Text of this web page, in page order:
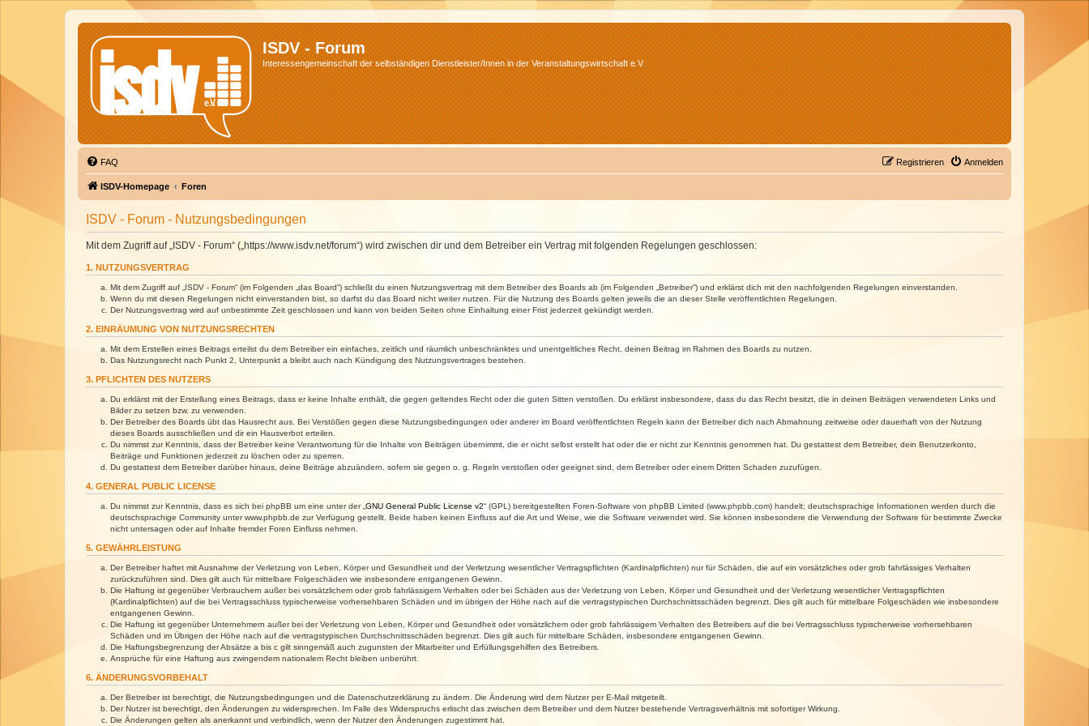
ISDV - Forum
Interessengemeinschaft der selbständigen Dienstleister/Innen in der Veranstaltungswirtschaft e.V.
FAQ Anmelden
Registrieren
ISDV-Homepage Foren
ISDV - Forum - Nutzungsbedingungen
Mit dem Zugriff auf „ISDV - Forum“ („https://www.isdv.net/forum“) wird zwischen dir und dem Betreiber ein Vertrag mit folgenden Regelungen geschlossen:
1. NUTZUNGSVERTRAG
Mit dem Zugriff auf „ISDV - Forum“ (im Folgenden „das Board“) schließt du einen Nutzungsvertrag mit dem Betreiber des Boards ab (im Folgenden „Betreiber“) und erklärst dich mit den nachfolgenden Regelungen einverstanden.
Wenn du mit diesen Regelungen nicht einverstanden bist, so darfst du das Board nicht weiter nutzen. Für die Nutzung des Boards gelten jeweils die an dieser Stelle veröffentlichten Regelungen.
Der Nutzungsvertrag wird auf unbestimmte Zeit geschlossen und kann von beiden Seiten ohne Einhaltung einer Frist jederzeit gekündigt werden.
2. EINRÄUMUNG VON NUTZUNGSRECHTEN
Mit dem Erstellen eines Beitrags erteilst du dem Betreiber ein einfaches, zeitlich und räumlich unbeschränktes und unentgeltliches Recht, deinen Beitrag im Rahmen des Boards zu nutzen.
Das Nutzungsrecht nach Punkt 2, Unterpunkt a bleibt auch nach Kündigung des Nutzungsvertrages bestehen.
3. PFLICHTEN DES NUTZERS
Du erklärst mit der Erstellung eines Beitrags, dass er keine Inhalte enthält, die gegen geltendes Recht oder die guten Sitten verstoßen. Du erklärst insbesondere, dass du das Recht besitzt, die in deinen Beiträgen verwendeten Links und
Bilder zu setzen bzw. zu verwenden.
Der Betreiber des Boards übt das Hausrecht aus. Bei Verstößen gegen diese Nutzungsbedingungen oder anderer im Board veröffentlichten Regeln kann der Betreiber dich nach Abmahnung zeitweise oder dauerhaft von der Nutzung
dieses Boards ausschließen und dir ein Hausverbot erteilen.
Du nimmst zur Kenntnis, dass der Betreiber keine Verantwortung für die Inhalte von Beiträgen übernimmt, die er nicht selbst erstellt hat oder die er nicht zur Kenntnis genommen hat. Du gestattest dem Betreiber, dein Benutzerkonto,
Beiträge und Funktionen jederzeit zu löschen oder zu sperren.
Du gestattest dem Betreiber darüber hinaus, deine Beiträge abzuändern, sofern sie gegen o. g. Regeln verstoßen oder geeignet sind, dem Betreiber oder einem Dritten Schaden zuzufügen.
4. GENERAL PUBLIC LICENSE
Du nimmst zur Kenntnis, dass es sich bei phpBB um eine unter der „ GNU General Public License v2“ (GPL) bereitgestellten Foren-Software von phpBB Limited (www.phpbb.com) handelt; deutschsprachige Informationen werden durch die
deutschsprachige Community unter www.phpbb.de zur Verfügung gestellt. Beide haben keinen Einfluss auf die Art und Weise, wie die Software verwendet wird. Sie können insbesondere die Verwendung der Software für bestimmte Zwecke
nicht untersagen oder auf Inhalte fremder Foren Einfluss nehmen.
5. GEWÄHRLEISTUNG
Der Betreiber haftet mit Ausnahme der Verletzung von Leben, Körper und Gesundheit und der Verletzung wesentlicher Vertragspflichten (Kardinalpflichten) nur für Schäden, die auf ein vorsätzliches oder grob fahrlässiges Verhalten
zurückzuführen sind. Dies gilt auch für mittelbare Folgeschäden wie insbesondere entgangenen Gewinn.
Die Haftung ist gegenüber Verbrauchern außer bei vorsätzlichem oder grob fahrlässigem Verhalten oder bei Schäden aus der Verletzung von Leben, Körper und Gesundheit und der Verletzung wesentlicher Vertragspflichten
(Kardinalpflichten) auf die bei Vertragsschluss typischerweise vorhersehbaren Schäden und im übrigen der Höhe nach auf die vertragstypischen Durchschnittsschäden begrenzt. Dies gilt auch für mittelbare Folgeschäden wie insbesondere
entgangenen Gewinn.
Die Haftung ist gegenüber Unternehmern außer bei der Verletzung von Leben, Körper und Gesundheit oder vorsätzlichem oder grob fahrlässigem Verhalten des Betreibers auf die bei Vertragsschluss typischerweise vorhersehbaren
Schäden und im Übrigen der Höhe nach auf die vertragstypischen Durchschnittsschäden begrenzt. Dies gilt auch für mittelbare Schäden, insbesondere entgangenen Gewinn.
Die Haftungsbegrenzung der Absätze a bis c gilt sinngemäß auch zugunsten der Mitarbeiter und Erfüllungsgehilfen des Betreibers.
Ansprüche für eine Haftung aus zwingendem nationalem Recht bleiben unberührt.
6. ÄNDERUNGSVORBEHALT
Der Betreiber ist berechtigt, die Nutzungsbedingungen und die Datenschutzerklärung zu ändern. Die Änderung wird dem Nutzer per E-Mail mitgeteilt.
Der Nutzer ist berechtigt, den Änderungen zu widersprechen. Im Falle des Widerspruchs erlischt das zwischen dem Betreiber und dem Nutzer bestehende Vertragsverhältnis mit sofortiger Wirkung.
Die Änderungen gelten als anerkannt und verbindlich, wenn der Nutzer den Änderungen zugestimmt hat.